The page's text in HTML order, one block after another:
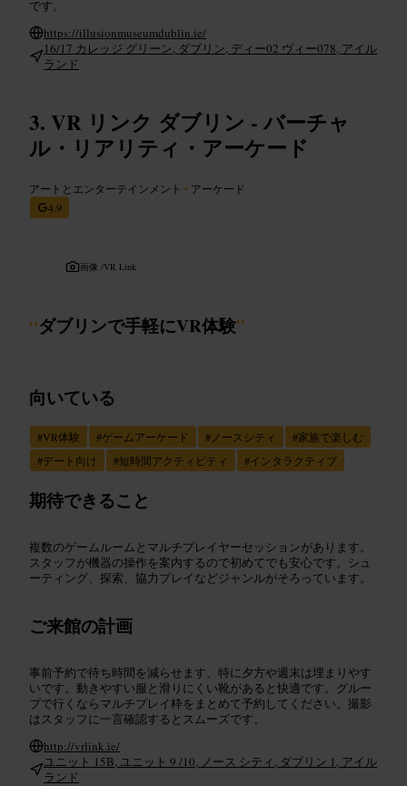
です。
https://illusionmuseumdublin.ie/
16/17 カレッジ グリーン, ダブリン, ディー02 ヴィー078, アイル
ランド
VR リンク ダブリン - バーチャ
ル・リアリティ・アーケード
アートとエンターテインメント • アーケード
4.9
画像 /VR Link
“ダブリンで手軽にVR体験”
向いている
#VR体験 #ゲームアーケード # ノースシティ #家族で楽しむ
#デート向け #短時間アクティビティ #インタラクティブ
期待できること
複数のゲームルームとマルチプレイヤーセッションがあります。
スタッフが機器の操作を案内するので初めてでも安心です。シュ
ーティング、探索、協力プレイなどジャンルがそろっています。
ご来館の計画
事前予約で待ち時間を減らせます、特に夕方や週末は埋まりやす
いです。動きやすい服と滑りにくい靴があると快適です。グルー
プで行くならマルチプレイ枠をまとめて予約してください。撮影
はスタッフに一言確認するとスムーズです。
http://vrlink.ie/
ユニット 15B, ユニット 9 /10, ノース シティ, ダブリン 1, アイル
ランド